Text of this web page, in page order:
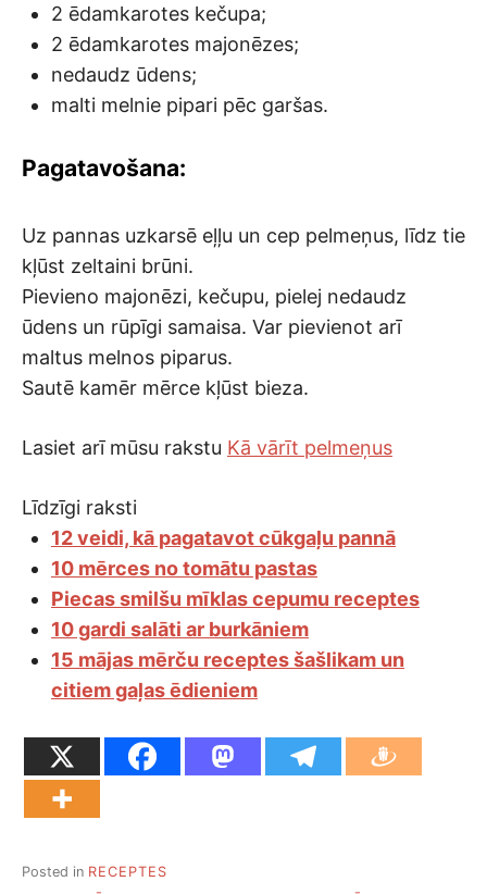
2 ēdamkarotes kečupa;
2 ēdamkarotes majonēzes;
nedaudz ūdens;
malti melnie pipari pēc garšas.
Pagatavošana:
Uz pannas uzkarsē eļļu un cep pelmeņus, līdz tie
kļūst zeltaini brūni.
Pievieno majonēzi, kečupu, pielej nedaudz
ūdens un rūpīgi samaisa. Var pievienot arī
maltus melnos piparus.
Sautē kamēr mērce kļūst bieza.
Lasiet arī mūsu rakstu Kā vārīt pelmeņus
Līdzīgi raksti
12 veidi, kā pagatavot cūkgaļu pannā
10 mērces no tomātu pastas
Piecas smilšu mīklas cepumu receptes
10 gardi salāti ar burkāniem
15 mājas mērču receptes šašlikam un
citiem gaļas ēdieniem
Posted in RECEPTES